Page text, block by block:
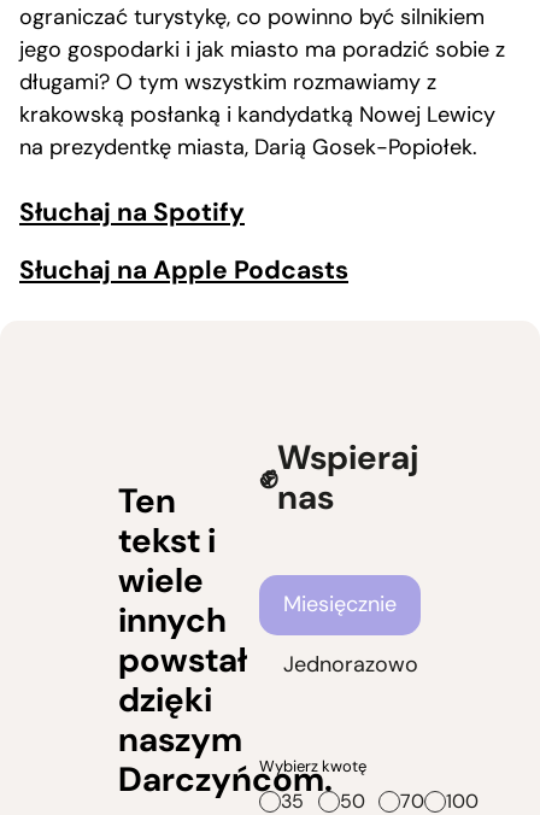
ograniczać turystykę, co powinno być silnikiem
jego gospodarki i jak miasto ma poradzić sobie z
długami? O tym wszystkim rozmawiamy z
krakowską posłanką i kandydatką Nowej Lewicy
na prezydentkę miasta, Darią Gosek-Popiołek.
Słuchaj na Spotify
Słuchaj na Apple Podcasts
Ten
tekst i
wiele
innych
powstał
dzięki
naszym
Darczyńcom.
Wspieraj
nas
Częstotliwość wsparcia
Miesięcznie
Jednorazowo
Wybierz kwotę
35 50 70
100